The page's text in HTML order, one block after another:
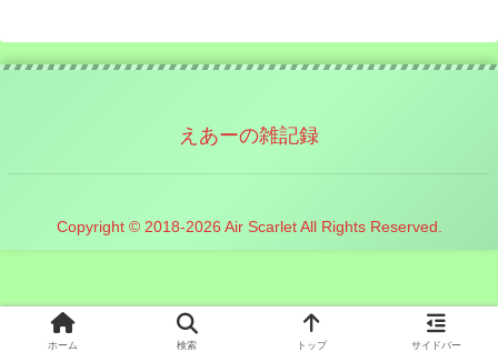
えあーの雑記録
Copyright © 2018-2026 Air Scarlet All Rights Reserved.
ホーム 検索 トップ サイドバー